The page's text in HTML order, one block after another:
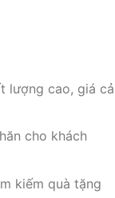
lượng cao, giá cả
cho khách
kiếm quà tặng